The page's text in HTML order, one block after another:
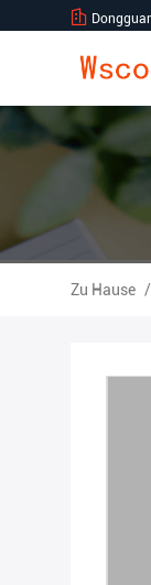
Zu Hause /